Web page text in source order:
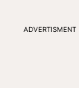
ADVERTISMENT